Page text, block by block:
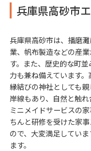
兵庫県高砂市
兵庫県高砂市は、播磨
業、帆布製造などの産
す。また、歴史的な町
力も兼ね備えています。
縁結びの神社としても
岸線もあり、自然と触れ
ミニメイドサービスの
ちんと研修を受けた家
ので、大変満足してい
ます。